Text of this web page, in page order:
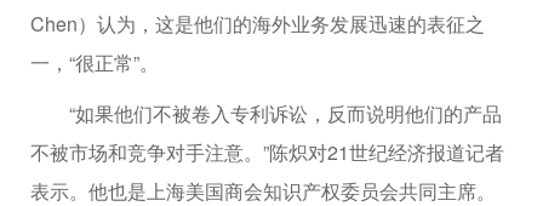
Chen）认为，这是他们的海外业务发展迅速的表征之
一，“很正常”。
“如果他们不被卷入专利诉讼，反而说明他们的产品
不被市场和竞争对手注意。”陈炽对21世纪经济报道记者
表示。他也是上海美国商会知识产权委员会共同主席。